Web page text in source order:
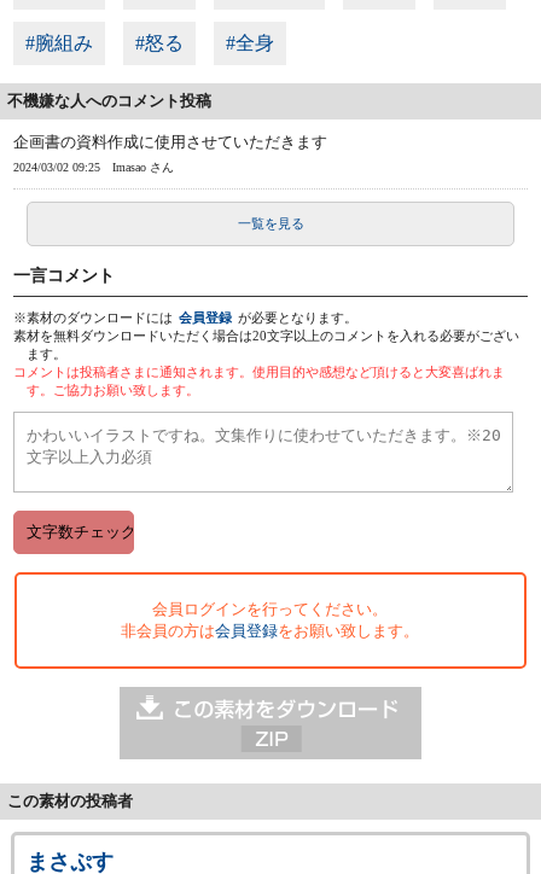
#腕組み #怒る #全身
不機嫌な人へのコメント投稿
企画書の資料作成に使用させていただきます
2024/03/02 09:25 Imasao さん
一覧を見る
一言コメント
※素材のダウンロードには 会員登録 が必要となります。
素材を無料ダウンロードいただく場合は20文字以上のコメントを入れる必要がござい
ます。
コメントは投稿者さまに通知されます。使用目的や感想など頂けると大変喜ばれま
す。ご協力お願い致します。
会員ログインを行ってください。
非会員の方は会員登録をお願い致します。
この素材の投稿者
まさぷす